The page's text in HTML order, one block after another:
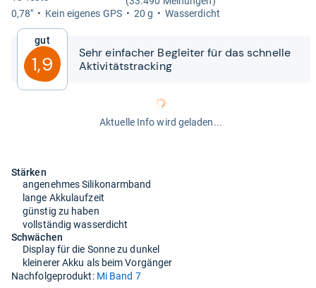
0,78"
Kein eige­nes GPS 20 g Was­ser­dicht
Gut
1,9
Sehr ein­fa­cher Beglei­ter für das schnelle
Akti­vi­täts­tracking
Aktuelle Info wird geladen...
Stärken
angenehmes Silikonarmband
lange Akkulaufzeit
günstig zu haben
vollständig wasserdicht
Schwächen
Display für die Sonne zu dunkel
kleinerer Akku als beim Vorgänger
Nachfolgeprodukt: Mi Band 7